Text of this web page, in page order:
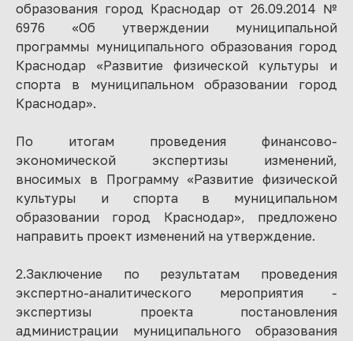
образования город Краснодар от 26.09.2014 №
6976 «Об утверждении муниципальной
программы муниципального образования город
Краснодар «Развитие физической культуры и
спорта в муниципальном образовании город
Краснодар».
По итогам проведения финансово-
экономической экспертизы изменений,
вносимых в Программу «Развитие физической
культуры и спорта в муниципальном
образовании город Краснодар», предложено
направить проект изменений на утверждение.
2.Заключение по результатам проведения
экспертно-аналитического мероприятия -
экспертизы проекта постановления
администрации муниципального образования